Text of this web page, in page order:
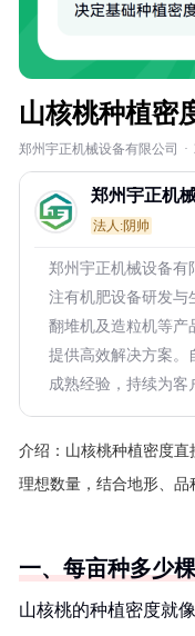
山核桃种植密
郑州宇正机械设备有限公司 ·
郑州宇正机
法人:阴帅
郑州宇正机械设备有
注有机肥设备研发与
翻堆机及造粒机等产
提供高效解决方案。
成熟经验，持续为客
介绍： 山核桃种植密度
理想数量，结合地形、品
一、每亩种多少
山核桃的种植密度就